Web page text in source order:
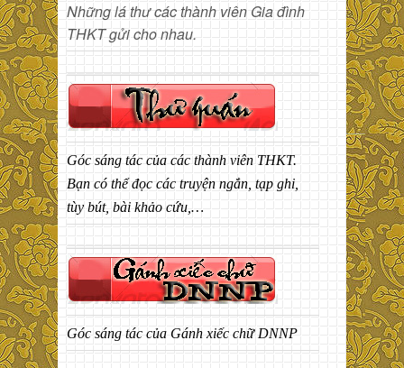
Những lá thư các thành viên Gia đình
THKT gửi cho nhau.
Góc sáng tác của các thành viên THKT.
Bạn có thể đọc các truyện ngắn, tạp ghi,
tùy bút, bài khảo cứu,…
Góc sáng tác của Gánh xiếc chữ DNNP